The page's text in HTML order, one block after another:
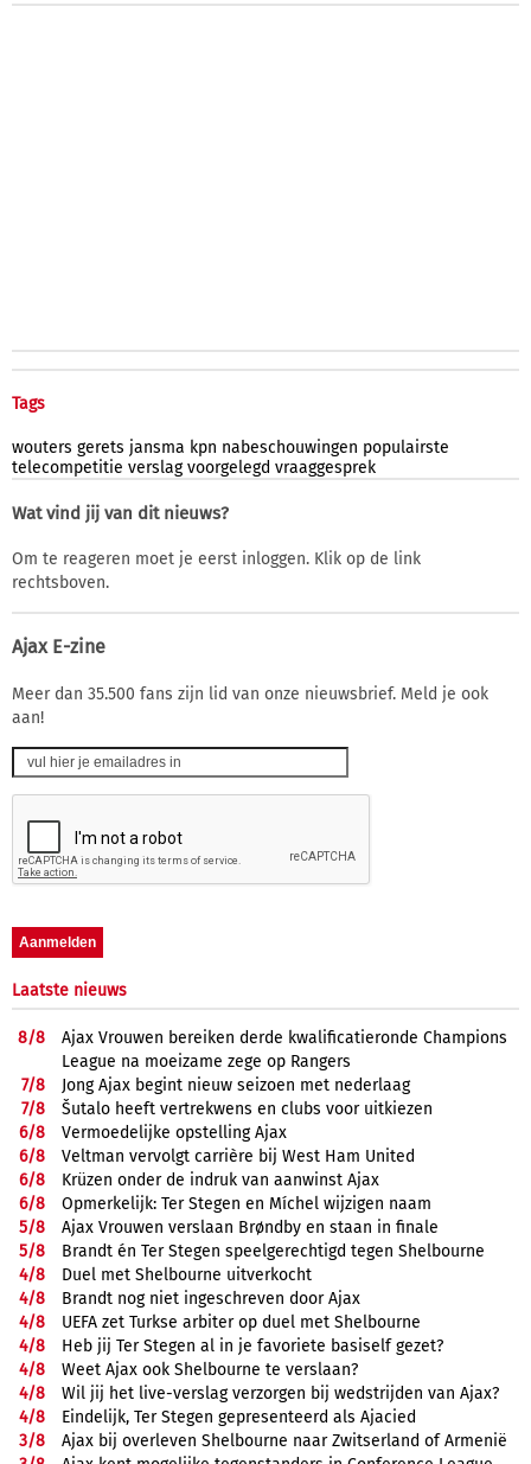
Tags
wouters gerets jansma kpn nabeschouwingen populairste
telecompetitie verslag voorgelegd vraaggesprek
Wat vind jij van dit nieuws?
Om te reageren moet je eerst inloggen. Klik op de link
rechtsboven.
Ajax E-zine
Meer dan 35.500 fans zijn lid van onze nieuwsbrief. Meld je ook
aan!
Laatste nieuws
8/8
Ajax Vrouwen bereiken derde kwalificatieronde Champions
League na moeizame zege op Rangers
7/8
Jong Ajax begint nieuw seizoen met nederlaag
7/8
Šutalo heeft vertrekwens en clubs voor uitkiezen
6/8
Vermoedelijke opstelling Ajax
6/8
Veltman vervolgt carrière bij West Ham United
6/8
Krüzen onder de indruk van aanwinst Ajax
6/8
Opmerkelijk: Ter Stegen en Míchel wijzigen naam
5/8
Ajax Vrouwen verslaan Brøndby en staan in finale
5/8
Brandt én Ter Stegen speelgerechtigd tegen Shelbourne
4/8
Duel met Shelbourne uitverkocht
4/8
Brandt nog niet ingeschreven door Ajax
4/8
UEFA zet Turkse arbiter op duel met Shelbourne
4/8
Heb jij Ter Stegen al in je favoriete basiself gezet?
4/8
Weet Ajax ook Shelbourne te verslaan?
4/8
Wil jij het live-verslag verzorgen bij wedstrijden van Ajax?
4/8
Eindelijk, Ter Stegen gepresenteerd als Ajacied
3/8
Ajax bij overleven Shelbourne naar Zwitserland of Armenië